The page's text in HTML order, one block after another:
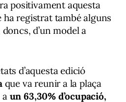
positivament aquesta
ha registrat també alguns
d’un model a
d’aquesta edició
que va reunir a la plaça
un 63,30% d’ocupació,